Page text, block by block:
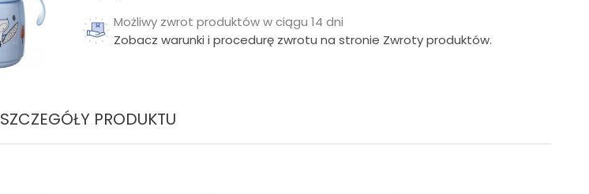
Możliwy zwrot produktów w ciągu 14 dni
Zobacz warunki i procedurę zwrotu na stronie Zwroty produktów.
SZCZEGÓŁY PRODUKTU